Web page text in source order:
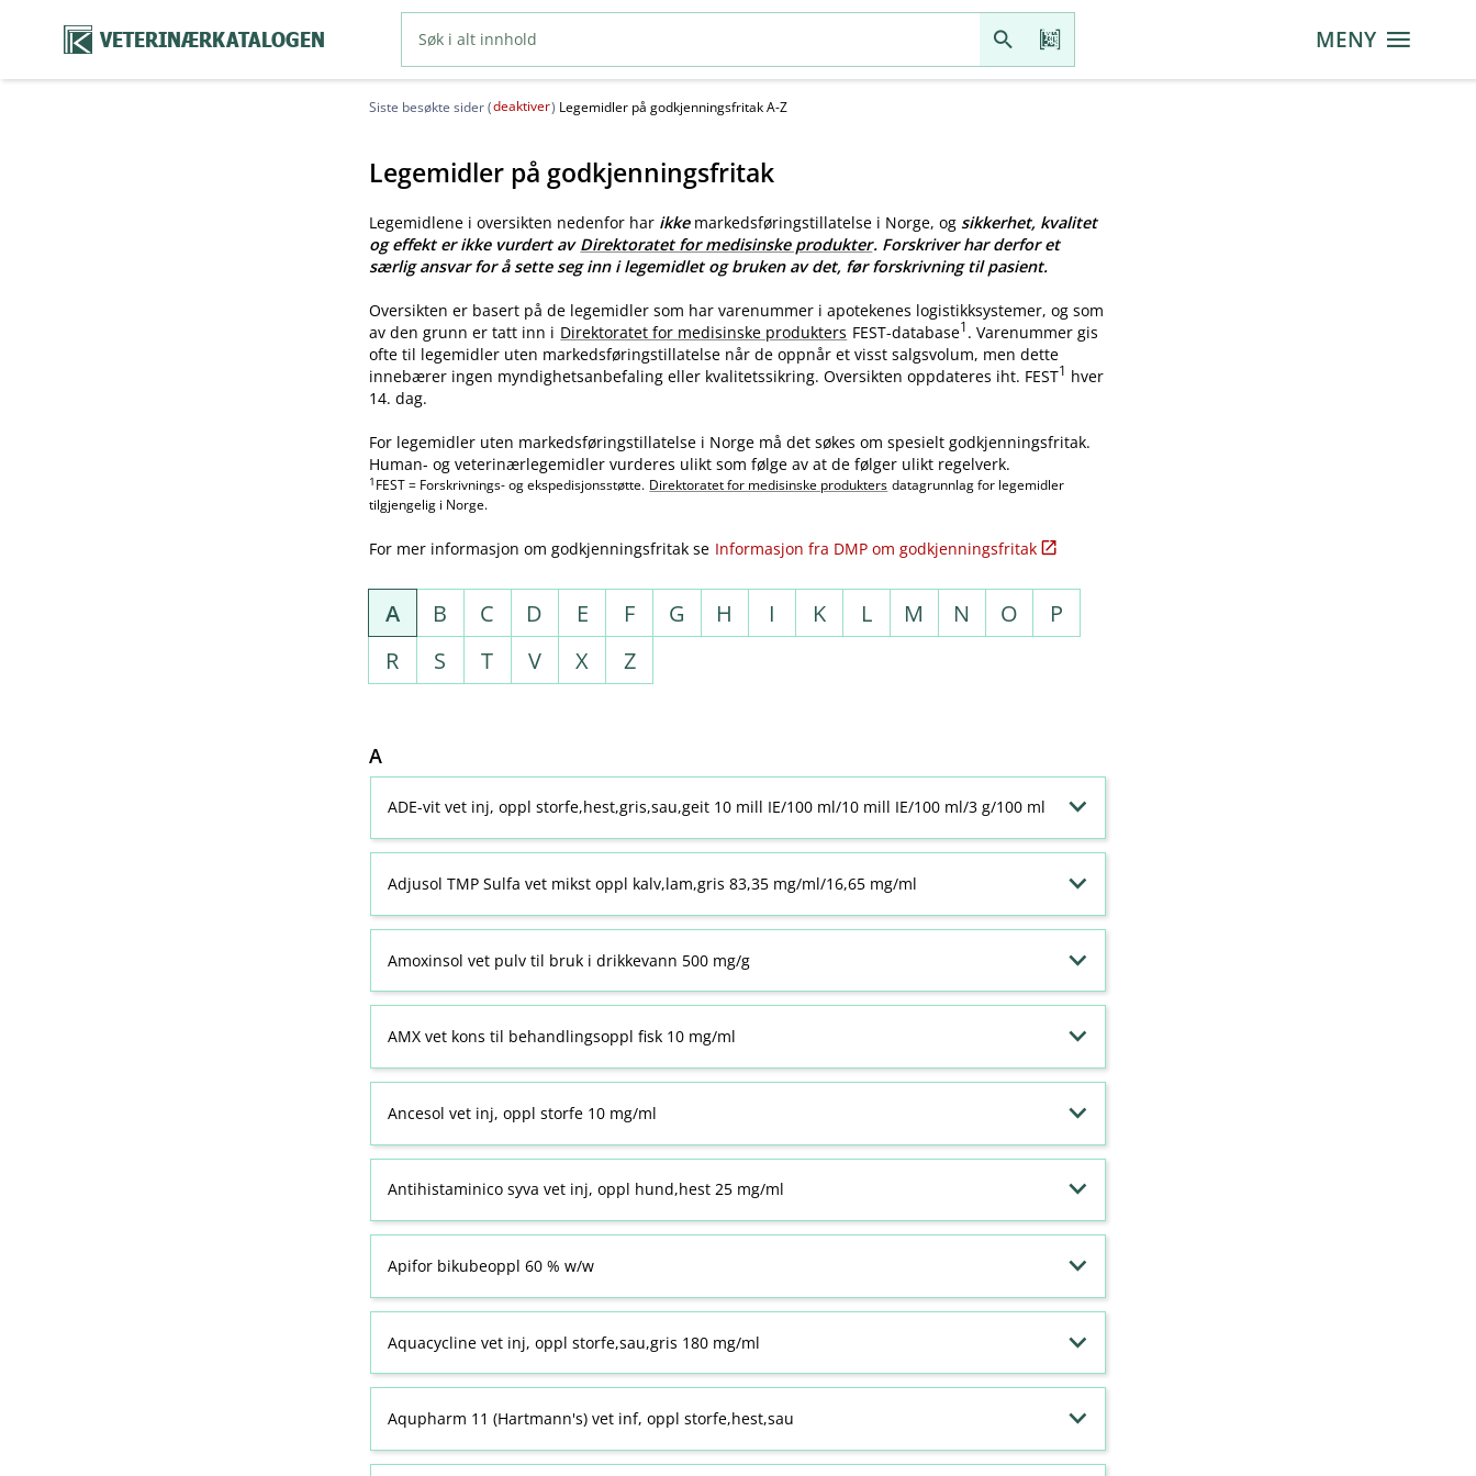
VETERINÆRKATALOGEN MENY
Siste besøkte sider (deaktiver) Legemidler på godkjenningsfritak A-Z
Legemidler på godkjenningsfritak
Legemidlene i oversikten nedenfor har ikkemarkedsføringstillatelse i Norge, og sikkerhet, kvalitet
og effekt er ikke vurdert av Direktoratet for medisinske produkter. Forskriver har derfor et
særlig ansvar for å sette seg inn i legemidlet og bruken av det, før forskrivning til pasient.
Oversikten er basert på de legemidler som har varenummer i apotekenes logistikksystemer, og som
av den grunn er tatt inn i Direktoratet for medisinske produkters FEST-database1. Varenummer gis
ofte til legemidler uten markedsføringstillatelse når de oppnår et visst salgsvolum, men dette
innebærer ingen myndighetsanbefaling eller kvalitetssikring. Oversikten oppdateres iht. FEST1 hver
14. dag.
For legemidler uten markedsføringstillatelse i Norge må det søkes om spesielt godkjenningsfritak.
Human- og veterinærlegemidler vurderes ulikt som følge av at de følger ulikt regelverk.
1 FEST = Forskrivnings- og ekspedisjonsstøtte. Direktoratet for medisinske produkters datagrunnlag for legemidler
tilgjengelig i Norge.
For mer informasjon om godkjenningsfritak se Informasjon fra DMP om godkjenningsfritak
A B C D E F G H I K L M N O
P
R
S T V X Z
A
ADE-vit vet inj, oppl storfe,hest,gris,sau,geit 10 mill IE/100 ml/10 mill IE/100 ml/3 g/100 ml
Adjusol TMP Sulfa vet mikst oppl kalv,lam,gris 83,35 mg/ml/16,65 mg/ml
Amoxinsol vet pulv til bruk i drikkevann 500 mg/g
AMX vet kons til behandlingsoppl fisk 10 mg/ml
Ancesol vet inj, oppl storfe 10 mg/ml
Antihistaminico syva vet inj, oppl hund,hest 25 mg/ml
Apifor bikubeoppl 60 % w​/​w
Aquacycline vet inj, oppl storfe,sau,gris 180 mg/ml
Aqupharm 11 (Hartmann's) vet inf, oppl storfe,hest,sau